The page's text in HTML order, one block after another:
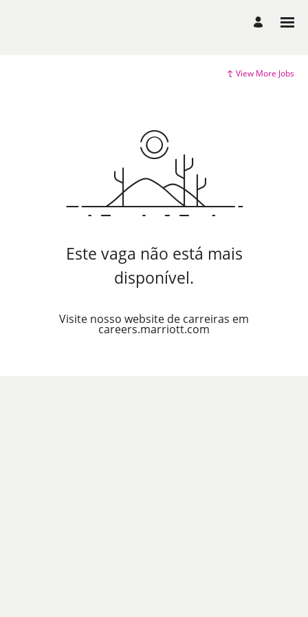
View More Jobs
Este vaga não está mais
disponível.
Visite nosso website de carreiras em
careers.marriott.com